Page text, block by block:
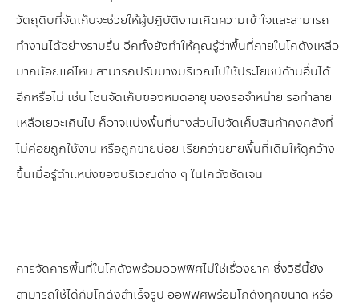
วัตถุดิบที่จัดเก็บจะช่วยให้ผู้ปฏิบัติงานเกิดความเข้าใจและสามารถ
ทำงานได้อย่างราบรื่น อีกทั้งยังทำให้คุณรู้ว่าพื้นที่ภายในโกดังเหลือ
มากน้อยแค่ไหน สามารถปรับบางบริเวณไปใช้ประโยชน์ด้านอื่นได้
อีกหรือไม่ เช่น โซนจัดเก็บของหมดอายุ ของรอจำหน่าย รอทำลาย
เหลือเยอะเกินไป ก็อาจแบ่งพื้นที่บางส่วนไปจัดเก็บสินค้าคงคลังที่
ไม่ค่อยถูกใช้งาน หรือถูกขายบ่อย เรียกว่าขยายพื้นที่เดิมให้ดูกว้าง
ขึ้นเมื่อรู้ตำแหน่งของบริเวณต่าง ๆ ในโกดังชัดเจน
การจัดการพื้นที่ในโกดังพร้อมออฟฟิศไม่ใช่เรื่องยาก ซึ่งวิธีนี้ยัง
สามารถใช้ได้กับโกดังสำเร็จรูป ออฟฟิศพร้อมโกดังทุกขนาด หรือ